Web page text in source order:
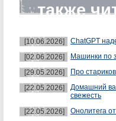
также
[10.06.2026]
ChatGPT
[02.06.2026]
Машинки по
[29.05.2026]
Про
[22.05.2026]
Домашний
свежесть
[22.05.2026]
Онолитега